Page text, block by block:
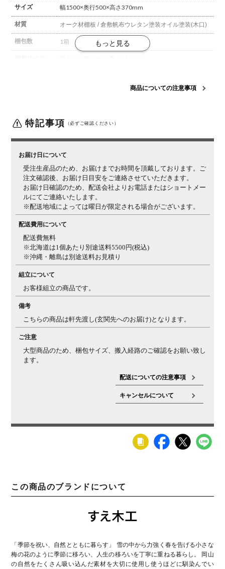
サイズ
幅1500×奥行500×高さ370mm
材質 オーク材棚板 / 倉敷帆布ウレタン塗装オイル塗装(木口)
梱包数 1箱
手洗い・洗濯機での洗濯可能
味など1品ごとに個体差があります。
予めご了承ください。・日頃のお手入れは、はたき等で
ゴミや異物を除去してから良く絞った布で拭いて下さ
ので、アルコール、シンナー、ベンジン等の溶剤は絶対
使用しないで下さい。
商品についての注意事項
特記事項 （必ずご確認ください）
お届け日について
受注生産品のため、お届けまでお時間を頂戴しております。ご
注文確認後、お届け日目安をご連絡させていただきます。
お届け日確認のため、配送会社よりお電話またはショートメー
ルにてご連絡いたします。
※配送地域によっては曜日が限定される場合がございます。
配送費用について
配送費無料
※北海道は1個あたり別途送料5500円(税込)
※沖縄・離島は別途送料お見積り
組立について
お客様組立の商品です。
備考
こちらの商品は軒先渡し(玄関先へのお届け)となります。
ご注意
大型商品のため、梱包サイズ、搬入経路のご確認をお願い致し
ます。
配送についての注意事項
キャンセルについて
この商品のブランドについて
「季節を祝い、自然とともに暮らす」 雪の中から力強く春を告げる小さな
梅の花のように季節に移ろい、人生の移ろいを丁寧に重ねる暮らし。 岡山
の自然をたくさん吸い込んだ素材を大切に使用し使うほどに馴染んでい